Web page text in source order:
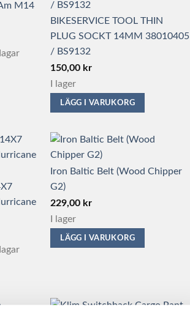
M14
BIKESERVICE TOOL THIN
PLUG SOCKT 14MM 38010405
/ BS9132
150,00 kr
I lager
LÄGG I VARUKORG
Iron Baltic Belt (Wood Chipper
G2)
229,00 kr
I lager
LÄGG I VARUKORG